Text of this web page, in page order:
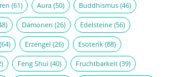
(61) Aura(50) Buddhismus(46)
Dämonen (26) Edelsteine(56)
Erzengel (26) Esoterik(88)
Feng Shui (40) Fruchtbarkeit(39)